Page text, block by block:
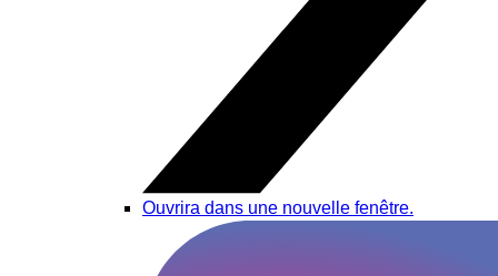
Ouvrira dans une nouvelle fenêtre.